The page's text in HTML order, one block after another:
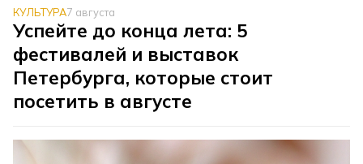
КУЛЬТУРА7 августа
Успейте до конца лета: 5
фестивалей и выставок
Петербурга, которые стоит
посетить в августе